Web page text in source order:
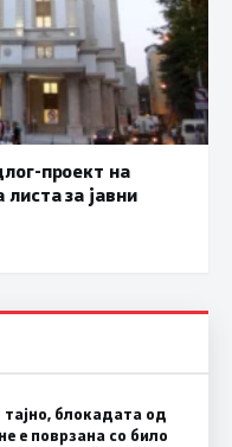
проект на
за јавни
блокадата од
е поврзана со било